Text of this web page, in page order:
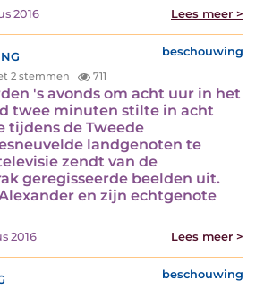
2016 Lees meer >
beschouwing
2 stemmen 711
's avonds om acht uur in het
twee minuten stilte in acht
tijdens de Tweede
landgenoten te
zendt van de
geregisseerde beelden uit.
en zijn echtgenote
2016 Lees meer >
beschouwing